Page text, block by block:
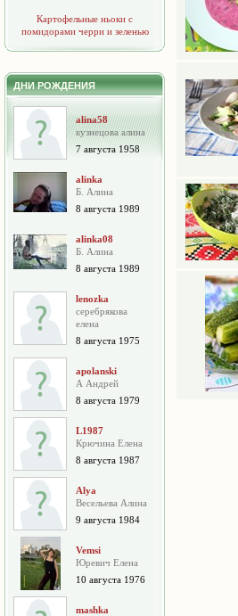
Картофельные ньоки с
помидорами черри и зеленью
ДНИ РОЖДЕНИЯ
alina58
кузнецова алина
7 августа 1958
alinka
Б. Алина
8 августа 1989
alinka08
Б. Алина
8 августа 1989
lenozka
серебрякова
елена
8 августа 1975
apolanski
А Андрей
8 августа 1979
L1987
Крючина Елена
8 августа 1987
Alya
Весельева Алина
9 августа 1984
Vemsi
Юревич Елена
10 августа 1976
mashka